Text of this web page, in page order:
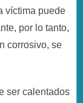
víctima puede
por lo tanto,
corrosivo, se
ser calentados